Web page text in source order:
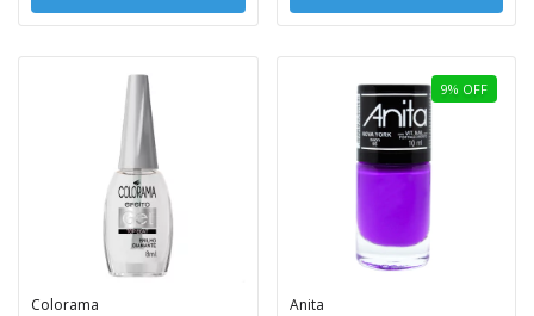
Colorama
9% OFF
Anita